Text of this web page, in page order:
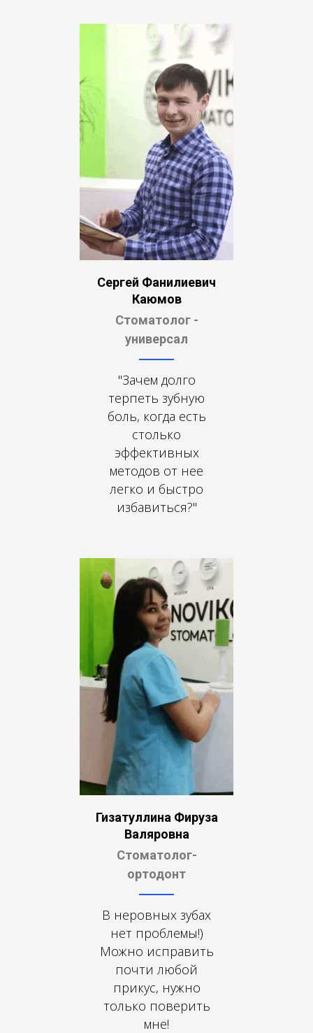
Сергей Фанилиевич
Каюмов
Стоматолог -
универсал
"Зачем долго
терпеть зубную
боль, когда есть
столько
эффективных
методов от нее
легко и быстро
избавиться?"
Гизатуллина Фируза
Валяровна
Стоматолог-
ортодонт
В неровных зубах
нет проблемы!)
Можно исправить
почти любой
прикус, нужно
только поверить
мне!